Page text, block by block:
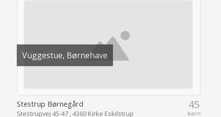
Vuggestue, Børnehave
45
børn
Stestrup Børnegård
Stestrupvej 45-47 , 4360 Kirke Eskilstrup